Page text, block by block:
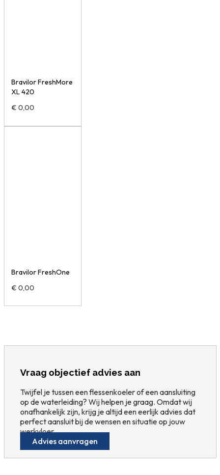
Bravilor FreshMore
XL 420
€ 0,00
Bravilor FreshOne
€ 0,00
Vraag objectief advies aan
Twijfel je tussen een flessenkoeler of een aansluiting
op de waterleiding? Wij helpen je graag. Omdat wij
onafhankelijk zijn, krijg je altijd een eerlijk advies dat
perfect aansluit bij de wensen en situatie op jouw
werkvloer.
Advies aanvragen